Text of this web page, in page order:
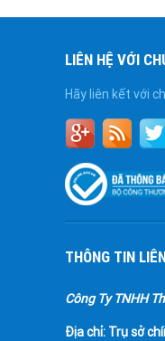
LIÊN HỆ VỚI
Hãy liên kết với
THÔNG TIN
Công Ty TNHH
Địa chỉ: Trụ sở